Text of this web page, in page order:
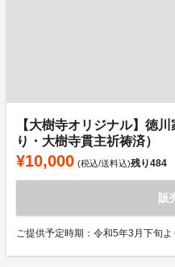
【大樹寺オリジナル】徳
り・大樹寺貫主祈祷済）
¥10,000 (税込/送料込)残り484
販
ご提供予定時期：令和5年3月下旬